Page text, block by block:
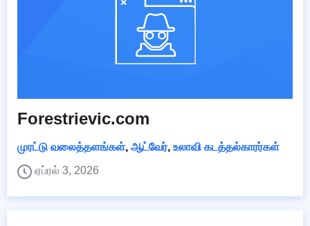
Forestrievic.com
முரட்டு வலைத்தளங்கள், ஆட்வேர், உலாவி கடத்தல்காரர்கள்
ஏப்ரல் 3, 2026